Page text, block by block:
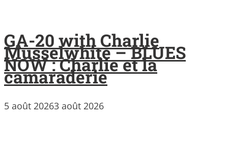
GA-20 with Charlie
Musselwhite – BLUES
NOW : Charlie et la
camaraderie
5 août 20263 août 2026